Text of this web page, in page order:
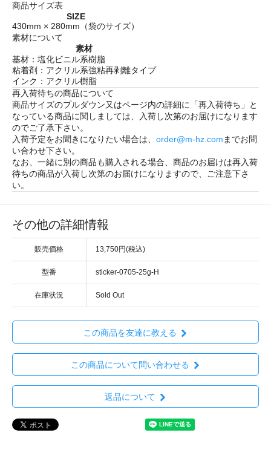
商品サイズ表
SIZE
430mm × 280mm（袋のサイズ）
素材について
素材
基材：塩化ビニル系樹脂
粘着剤：アクリル系強粘再剥離タイプ
インク：アクリル樹脂
再入荷待ちの商品について
商品サイズのプルダウン又はページ内の詳細に「再入荷待ち 」と
なっている商品に関しましては、入荷し次第のお届けになります
のでご了承下さい。
入荷予定をお聞きになりたい場合は、 order@m-hz.comまでお問
い合わせ下さい。
なお、一緒に別の商品も購入される場合、商品のお届けは再入荷
待ちの商品が入荷し次第のお届けになりますので、ご注意下さ
い。
その他の詳細情報
販売価格 13,750円(税込)
型番 sticker-0705-25g-H
在庫状況 Sold Out
この商品を友達に教える
この商品について問い合わせる
返品について